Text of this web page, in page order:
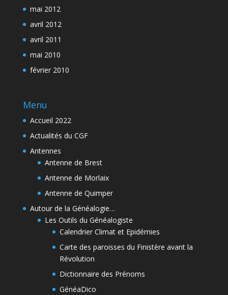
mai 2012
avril 2012
avril 2011
mai 2010
février 2010
Menu
Accueil 2022
Actualités du CGF
Antennes
Antenne de Brest
Antenne de Morlaix
Antenne de Quimper
Autour de la Généalogie…
Les Outils du Généalogiste
Calendrier Climat et Epidémies
Carte des paroisses du Finistère avant la
Révolution
Dictionnaire des Prénoms
GénéaDico